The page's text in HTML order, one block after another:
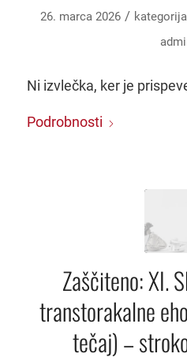
26. marca 2026 /
Ni izvlečka, ker je
Podrobnosti
Zaščiteno: XI.
transtorakalne
tečaj) –